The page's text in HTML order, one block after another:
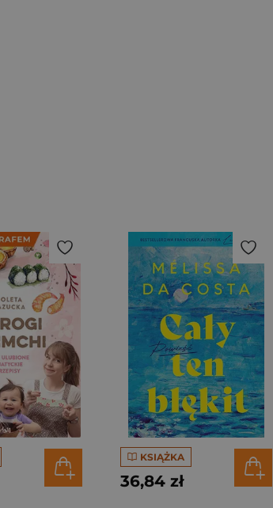
KSIĄŻKA
36,84 zł